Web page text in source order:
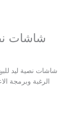
شاشات
شاشات نصية ليد
الرغبة وبرمجة